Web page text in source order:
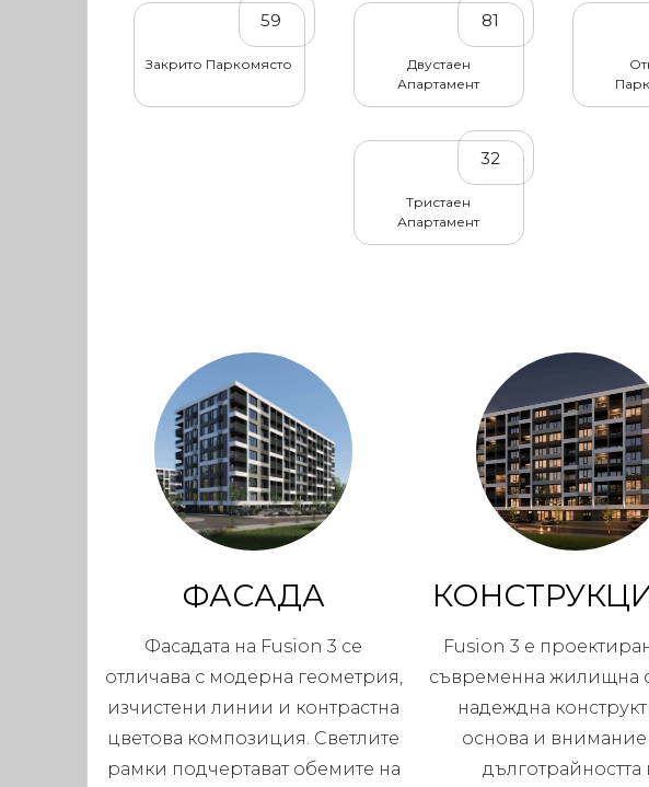
59
Закрито Паркомясто
81
Двустаен
Апартамент
32
Тристаен
Апартамент
ФАСАДА
Фасадата на Fusion 3 се
отличава с модерна геометрия,
изчистени линии и контрастна
цветова композиция. Светлите
рамки подчертават обемите на
Fusion 3 е
съвременна жилищна
надеждна
основа и
дълготрайността